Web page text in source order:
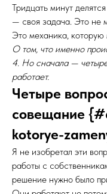
Тридцать минут
— своя задача. Это не
Это механика,
О том, что именно
4. Но сначала —
работает.
Четыре
совещание
kotorye-
Я не изобретал эти
работы с
решение нужно было